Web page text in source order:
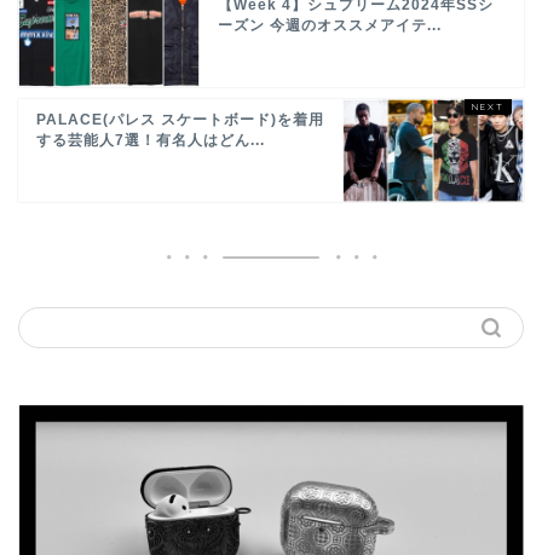
【Week 4】シュプリーム2024年SSシ
ーズン 今週のオススメアイテ...
PALACE(パレス スケートボード)を着用
する芸能人7選！有名人はどん...